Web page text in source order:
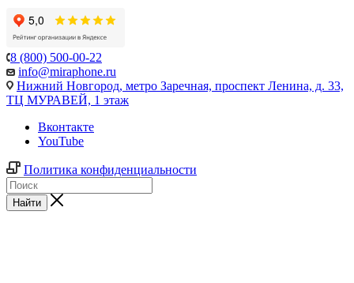
8 (800) 500-00-22
info@miraphone.ru
Нижний Новгород, метро Заречная, проспект Ленина, д. 33,
ТЦ МУРАВЕЙ, 1 этаж
Вконтакте
YouTube
Политика конфиденциальности
Найти